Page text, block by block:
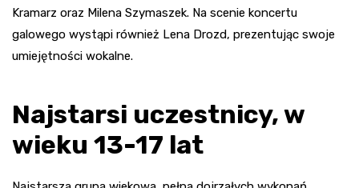
Kramarz oraz Milena Szymaszek. Na scenie koncertu
galowego wystąpi również Lena Drozd, prezentując swoje
umiejętności wokalne.
Najstarsi uczestnicy, w
wieku 13-17 lat